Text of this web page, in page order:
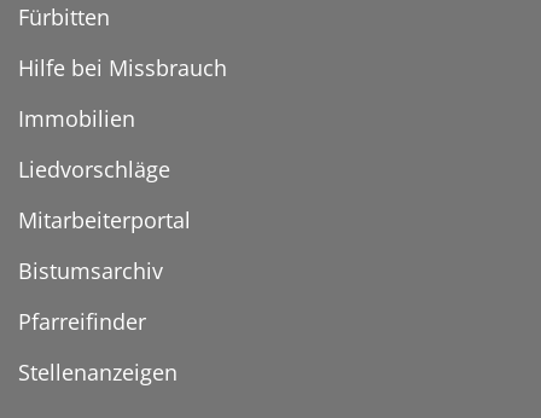
Fürbitten
Hilfe bei Missbrauch
Immobilien
Liedvorschläge
Mitarbeiterportal
Bistumsarchiv
Pfarreifinder
Stellenanzeigen